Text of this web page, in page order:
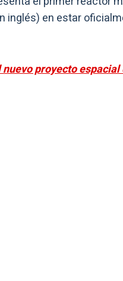
inglés) en estar
proyecto